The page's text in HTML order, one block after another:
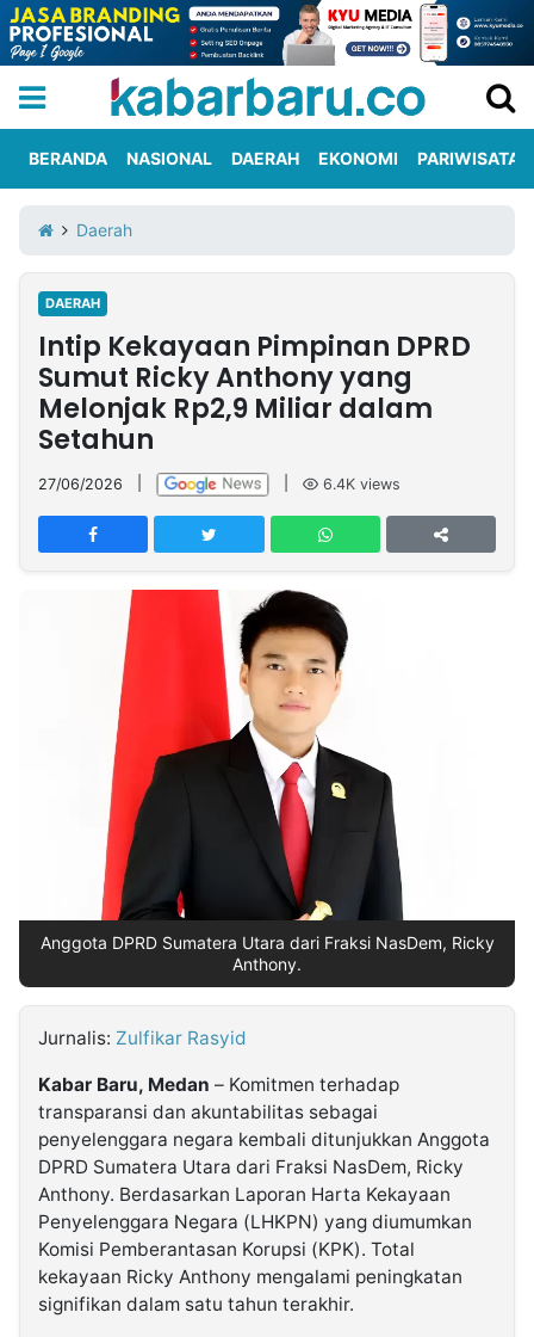
Iklan
Berita
Kami
Nasional
International
Olahraga
Entertainment
Daerah
Pariwisata
Kuliner
Kolom
Network
PT
TREETAN
MULTIMEDIA
INDONESIA
Seedbacklink
Kabarbaru.co
2026
Kabarbaru
Media
Holding
BERANDA NASIONAL DAERAH EKONOMI PARIWISATA
Daerah
DAERAH
Intip Kekayaan Pimpinan DPRD
Sumut Ricky Anthony yang
Melonjak Rp2,9 Miliar dalam
Setahun
27/06/2026 6.4K views
Anggota DPRD Sumatera Utara dari Fraksi NasDem, Ricky
Anthony.
Jurnalis: Zulfikar Rasyid
Kabar Baru, Medan – Komitmen terhadap
transparansi dan akuntabilitas sebagai
penyelenggara negara kembali ditunjukkan Anggota
DPRD Sumatera Utara dari Fraksi NasDem, Ricky
Anthony. Berdasarkan Laporan Harta Kekayaan
Penyelenggara Negara (LHKPN) yang diumumkan
Komisi Pemberantasan Korupsi (KPK). Total
kekayaan Ricky Anthony mengalami peningkatan
signifikan dalam satu tahun terakhir.